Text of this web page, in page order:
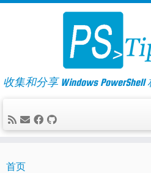
Skip
收集和分享 Windows
首页